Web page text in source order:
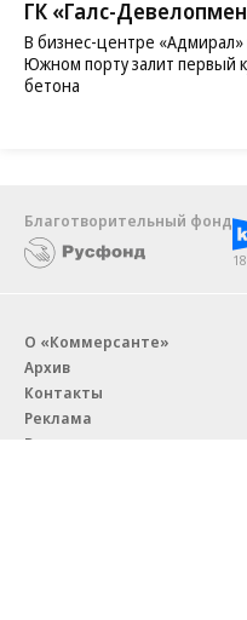
ГК «Галс-
В бизнес-центре «Адмирал»
Южном порту залит первый
бетона
Благотворительный фонд
О «Коммерсанте»
Архив
Контакты
Реклама
Вакансии